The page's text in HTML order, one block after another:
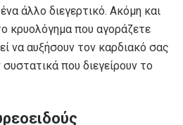
ένα άλλο διεγερτικό. Ακόμη και
κρυολόγημα που αγοράζετε
να αυξήσουν τον καρδιακό σας
που διεγείρουν το